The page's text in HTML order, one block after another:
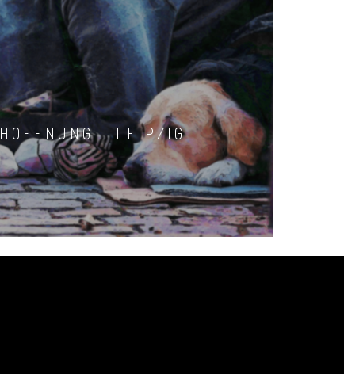
- LEIPZIG